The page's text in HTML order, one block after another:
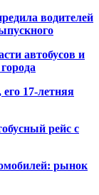
водителей
автобусов и
17-летняя
рейс с
рынок